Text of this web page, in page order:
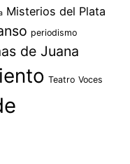
Misterios del Plata
periodismo
de Juana
Teatro Voces